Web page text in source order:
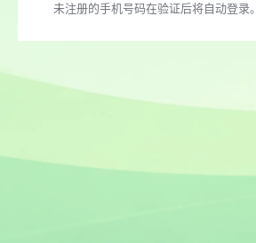
未注册的手机号码在验证后将自动登录。